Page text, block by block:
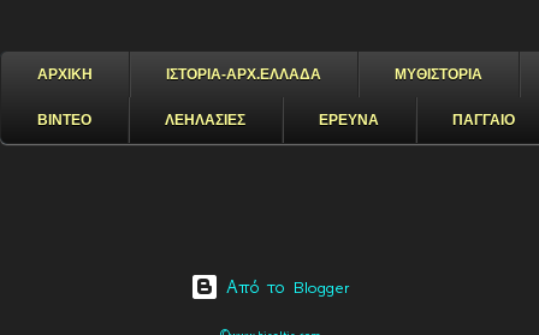
ΑΡΧΙΚΗ ΙΣΤΟΡΙΑ-ΑΡΧ.ΕΛΛΑΔΑ ΜΥΘΙΣΤΟΡΙΑ
ΒΙΝΤΕΟ ΛΕΗΛΑΣΙΕΣ ΕΡΕΥΝΑ ΠΑΓΓΑΙΟ
Από το Blogger